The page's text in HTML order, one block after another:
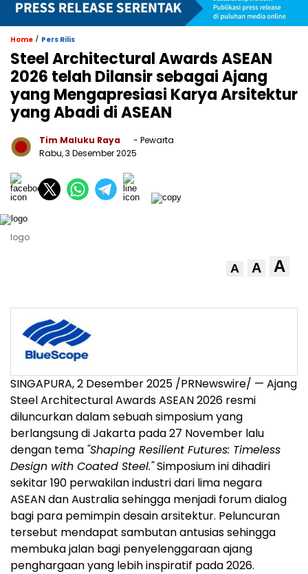
Home / Pers Rilis
Steel Architectural Awards ASEAN
2026 telah Dilansir sebagai Ajang
yang Mengapresiasi Karya Arsitektur
yang Abadi di ASEAN
Tim Maluku Raya
- Pewarta
Rabu, 3 Desember 2025
logo
A A A
SINGAPURA, 2 Desember 2025 /PRNewswire/ — Ajang
Steel Architectural Awards ASEAN 2026 resmi
diluncurkan dalam sebuah simposium yang
berlangsung diJakarta pada 27 November lalu
dengan tema "Shaping Resilient Futures: Timeless
Design with Coated Steel."Simposium ini dihadiri
sekitar 190 perwakilan industri dari lima negara
ASEAN danAustraliasehingga menjadi forum dialog
bagi para pemimpin desain arsitektur. Peluncuran
tersebut mendapat sambutan antusias sehingga
membuka jalan bagi penyelenggaraan ajang
penghargaan yang lebih inspiratif pada 2026.